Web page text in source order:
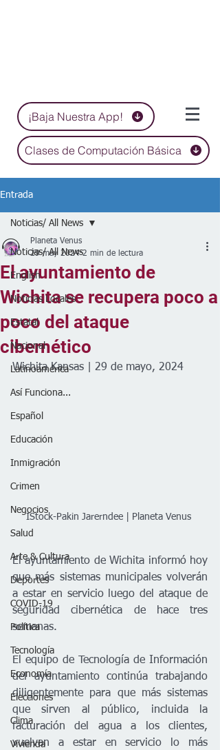
¡Baja Nuestra App!
Clases de Computación Básica
Entrada
Noticias/ All News
English
Noticias Locales
Estatal
Nacional
Latinoamérica
Así Funciona...
Español
Educación
Inmigración
Crimen
Negocios
Salud
Arte & Cultura
Deportes
COVID-19
Política
Tecnología
Economía
Elecciones
Clima
Vivienda
Noticias/ All News
El ayuntamiento de
Wichita se recupera poco a
poco del ataque
cibernético
Planeta Venus
29 may 2024 2 min de lectura
Wichita Kansas | 29 de mayo, 2024
IStock-Pakin Jarerndee | Planeta Venus
El ayuntamiento de Wichita informó hoy
que más sistemas municipales volverán
a estar en servicio luego del ataque de
seguridad cibernética de hace tres
semanas.
El equipo de Tecnología de Información
del ayuntamiento continúa trabajando
diligentemente para que más sistemas
que sirven al público, incluida la
facturación del agua a los clientes,
vuelvan a estar en servicio lo más